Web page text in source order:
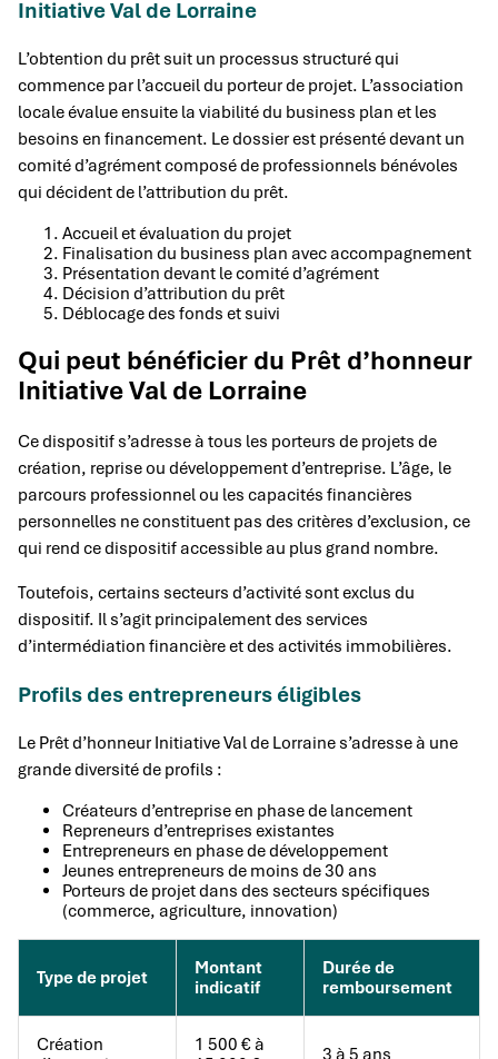
Initiative Val de Lorraine
L’obtention du prêt suit un processus structuré qui
commence par l’accueil du porteur de projet. L’association
locale évalue ensuite la viabilité du business plan et les
besoins en financement. Le dossier est présenté devant un
comité d’agrément composé de professionnels bénévoles
qui décident de l’attribution du prêt.
Accueil et évaluation du projet
Finalisation du business plan avec accompagnement
Présentation devant le comité d’agrément
Décision d’attribution du prêt
Déblocage des fonds et suivi
Qui peut bénéficier du Prêt d’honneur
Initiative Val de Lorraine
Ce dispositif s’adresse à tous les porteurs de projets de
création, reprise ou développement d’entreprise. L’âge, le
parcours professionnel ou les capacités financières
personnelles ne constituent pas des critères d’exclusion, ce
qui rend ce dispositif accessible au plus grand nombre.
Toutefois, certains secteurs d’activité sont exclus du
dispositif. Il s’agit principalement des services
d’intermédiation financière et des activités immobilières.
Profils des entrepreneurs éligibles
Le Prêt d’honneur Initiative Val de Lorraine s’adresse à une
grande diversité de profils :
Créateurs d’entreprise en phase de lancement
Repreneurs d’entreprises existantes
Entrepreneurs en phase de développement
Jeunes entrepreneurs de moins de 30 ans
Porteurs de projet dans des secteurs spécifiques
(commerce, agriculture, innovation)
Type de projet
Montant
indicatif
Durée de
remboursement
Création
1 500 € à
3 à 5 ans